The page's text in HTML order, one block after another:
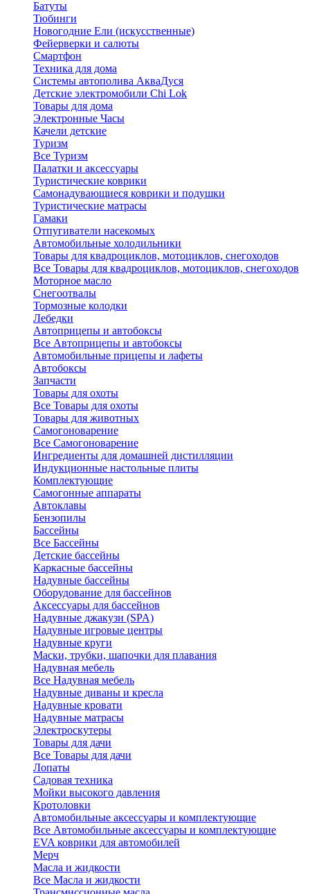
Батуты
Тюбинги
Новогодние Ели (искусственные)
Фейерверки и салюты
Смартфон
Техника для дома
Системы автополива АкваДуся
Детские электромобили Chi Lok
Товары для дома
Электронные Часы
Качели детские
Туризм
Все Туризм
Палатки и аксессуары
Туристические коврики
Самонадувающиеся коврики и подушки
Туристические матрасы
Гамаки
Отпугиватели насекомых
Автомобильные холодильники
Товары для квадроциклов, мотоциклов, снегоходов
Все Товары для квадроциклов, мотоциклов, снегоходов
Моторное масло
Снегоотвалы
Тормозные колодки
Лебедки
Автоприцепы и автобоксы
Все Автоприцепы и автобоксы
Автомобильные прицепы и лафеты
Автобоксы
Запчасти
Товары для охоты
Все Товары для охоты
Товары для животных
Самогоноварение
Все Самогоноварение
Ингредиенты для домашней дистилляции
Индукционные настольные плиты
Комплектующие
Самогонные аппараты
Автоклавы
Бензопилы
Бассейны
Все Бассейны
Детские бассейны
Каркасные бассейны
Надувные бассейны
Оборудование для бассейнов
Аксессуары для бассейнов
Надувные джакузи (SPA)
Надувные игровые центры
Надувные круги
Маски, трубки, шапочки для плавания
Надувная мебель
Все Надувная мебель
Надувные диваны и кресла
Надувные кровати
Надувные матрасы
Электроскутеры
Товары для дачи
Все Товары для дачи
Лопаты
Садовая техника
Мойки высокого давления
Кротоловки
Автомобильные аксессуары и комплектующие
Все Автомобильные аксессуары и комплектующие
EVA коврики для автомобилей
Мерч
Масла и жидкости
Все Масла и жидкости